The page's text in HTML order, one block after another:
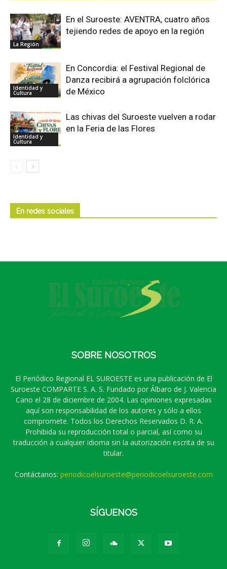
La Región
En el Suroeste: AVENTRA, cuatro años
tejiendo redes de apoyo en la región
Identidad y
Cultura
En Concordia: el Festival Regional de
Danza recibirá a agrupación folclórica
de México
Identidad y
Cultura
Las chivas del Suroeste vuelven a rodar
en la Feria de las Flores
En redes sociales
SOBRE NOSOTROS
El Periódico Regional EL SUROESTE es una publicación de El
Suroeste COMPARTE S. A. S. Fundado por Álbaro de J. Valencia
Cano el 28 de diciembre de 2004. Las opiniones expresadas
aquí son responsabilidad de los autores y sólo a ellos
compromete. Todos los Derechos Reservados D. R. A.
Prohibida su reproducción total o parcial, así como su
traducción a cualquier idioma sin la autorización escrita de su
titular.
Contáctanos: periodicoelsuroeste@periodicoelsuroeste.com
SÍGUENOS